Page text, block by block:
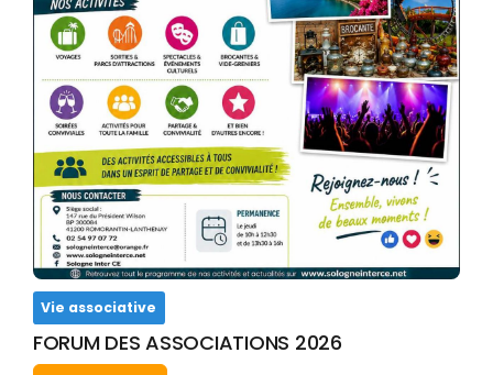
Vie associative
FORUM DES ASSOCIATIONS 2026